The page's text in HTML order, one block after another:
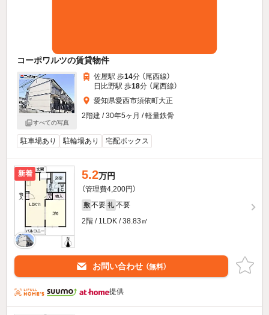
コーポワルツの賃貸物件
すべての写真
佐屋駅 歩14分 （尾西線）
日比野駅 歩18分 （尾西線）
愛知県愛西市須依町大正
2階建 / 30年5ヶ月 / 軽量鉄骨
駐車場あり 駐輪場あり 宅配ボックス
新着 5.2万円
（管理費4,200円）
敷 不要 礼 不要
2階 / 1LDK / 38.83㎡
お問い合わせ （無料）
提供